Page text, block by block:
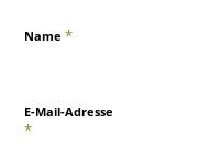
Name *
E-Mail-Adresse
*